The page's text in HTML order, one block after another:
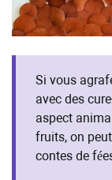
Si vous
avec des
aspect
fruits, on
contes de